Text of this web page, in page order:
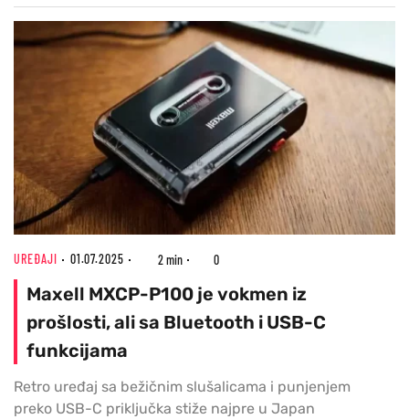
UREĐAJI 01.07.2025 2 min 0
Maxell MXCP-P100 je vokmen iz
prošlosti, ali sa Bluetooth i USB-C
funkcijama
Retro uređaj sa bežičnim slušalicama i punjenjem
preko USB-C priključka stiže najpre u Japan